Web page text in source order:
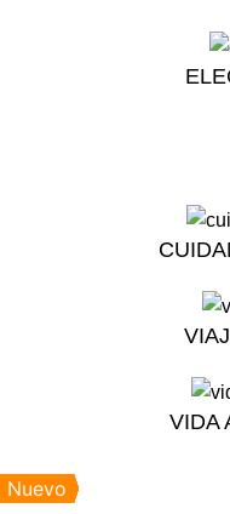
VIDA
Nuevo
Nuevo
Nuevo
Nuevo
Nuevo
Nuevo
Nuevo
Nuevo
Nuevo
Nuevo
Nuevo